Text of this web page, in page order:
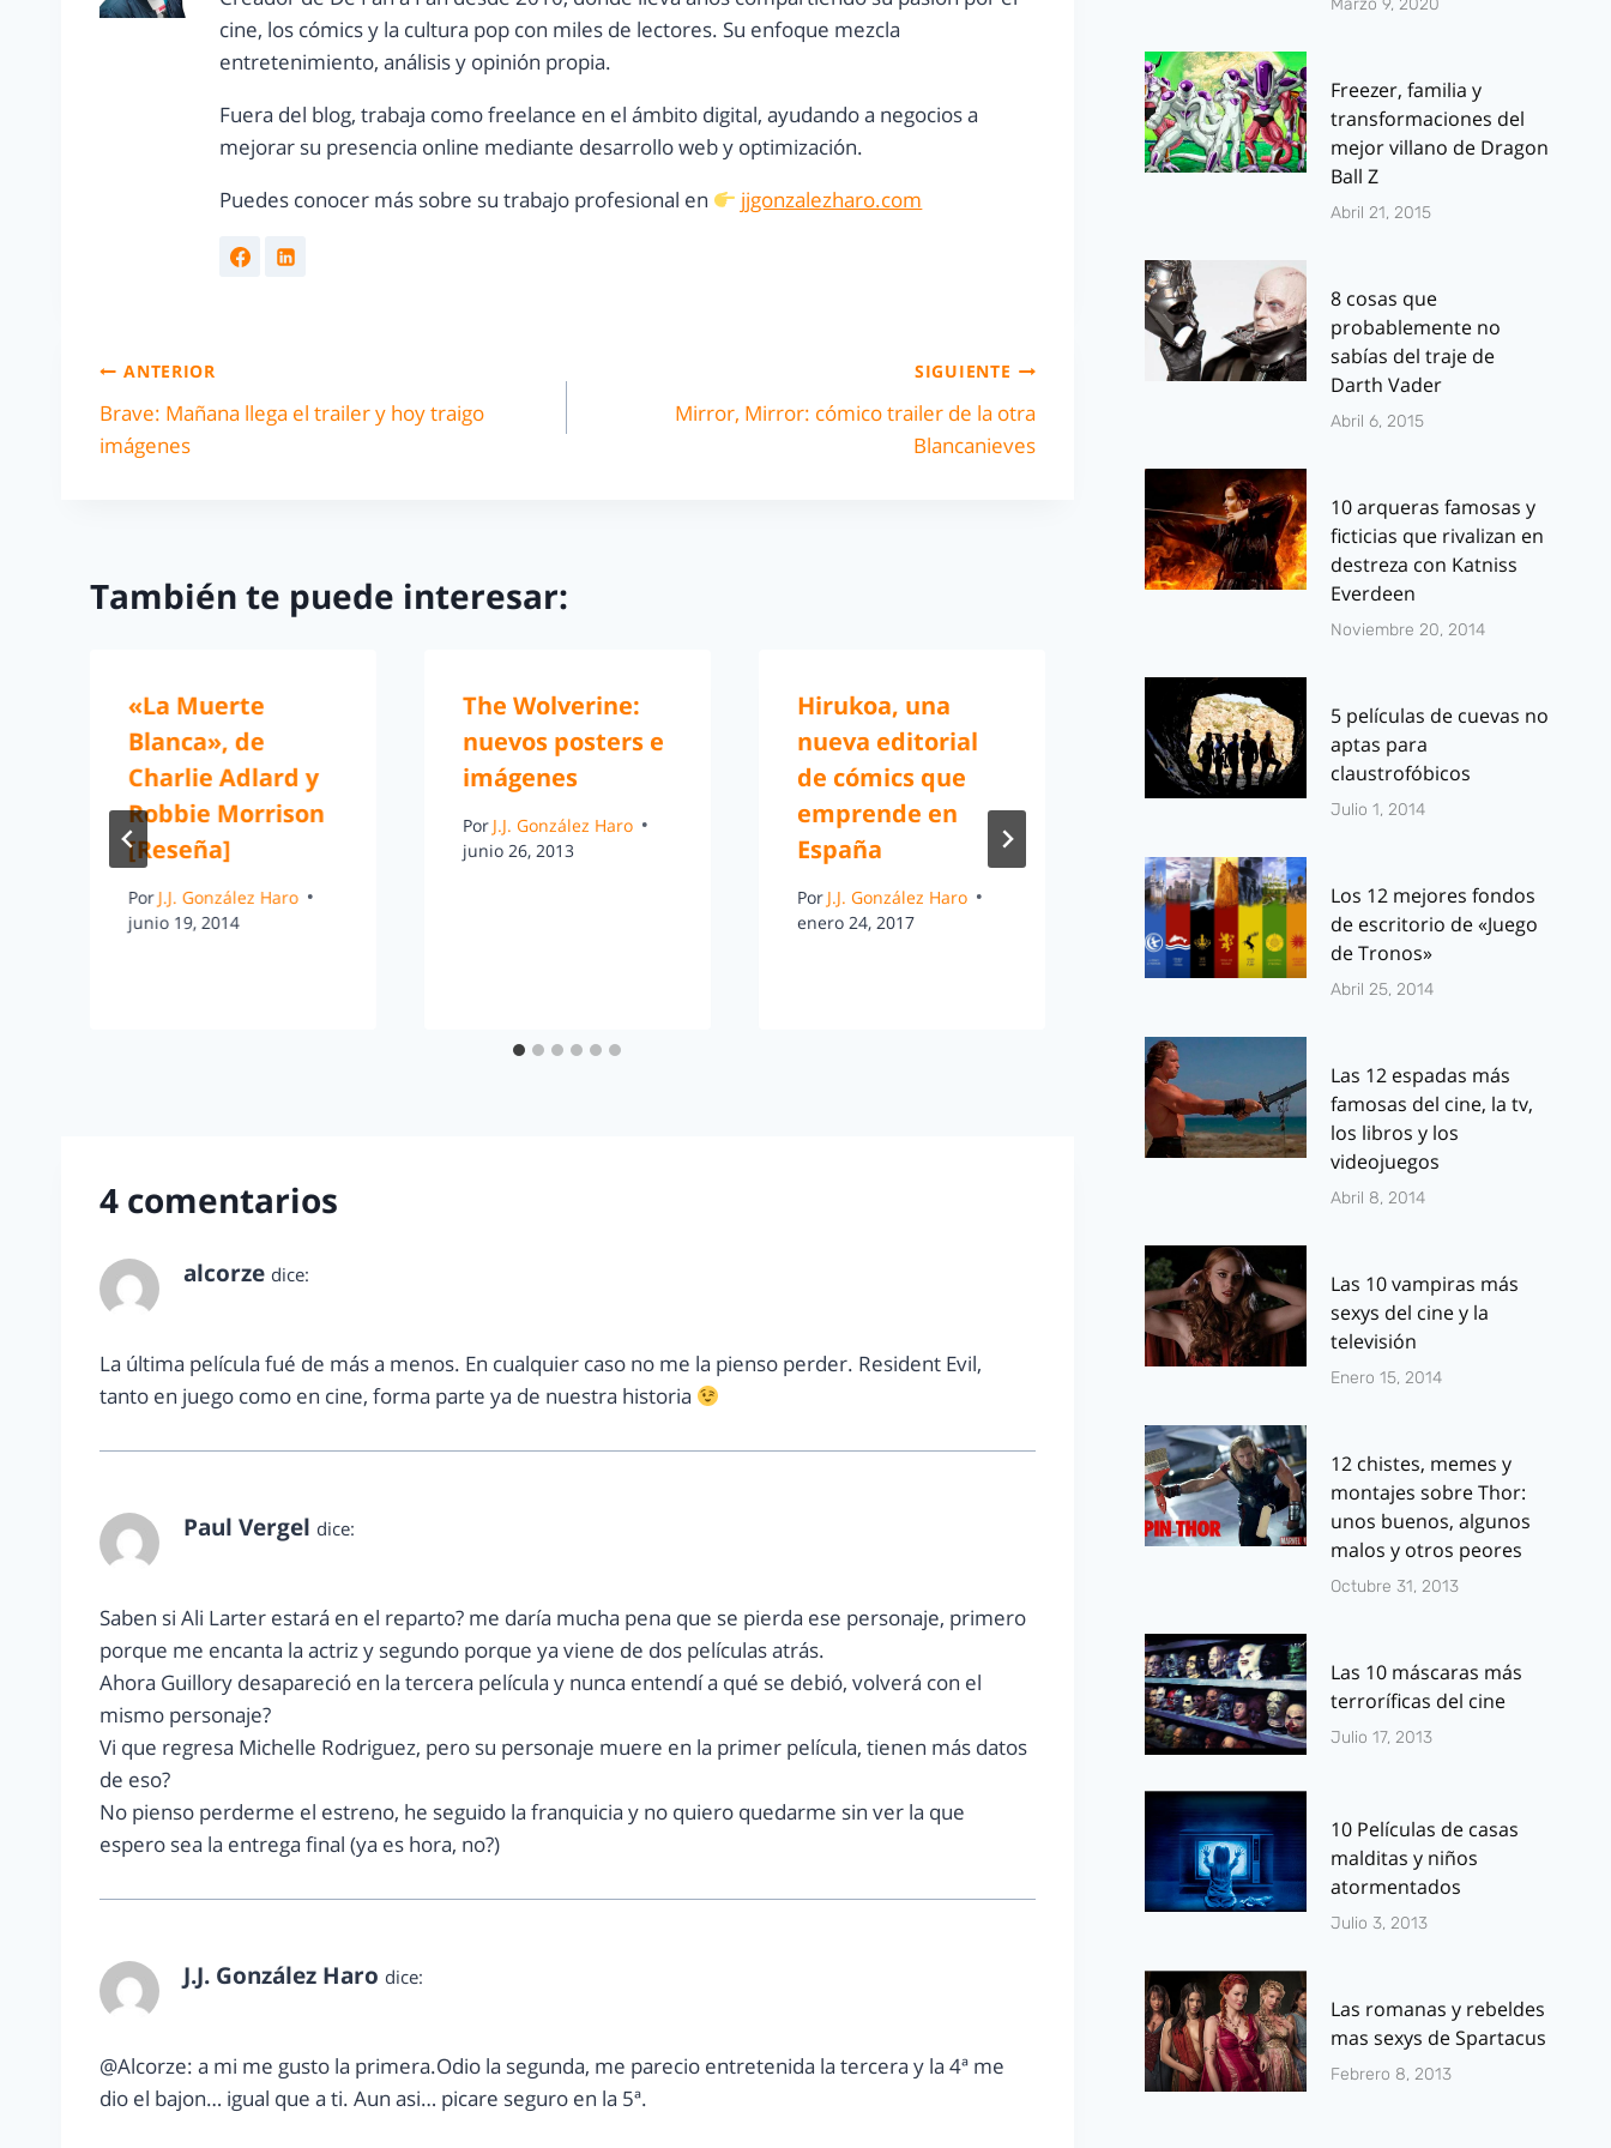
cine, los cómics y la cultura pop con miles de lectores. Su enfoque mezcla
entretenimiento, análisis y opinión propia.
Fuera del blog, trabaja como freelance en el ámbito digital, ayudando a negocios a
mejorar su presencia online mediante desarrollo web y optimización.
Puedes conocer más sobre su trabajo profesional en
jjgonzalezharo.com
ANTERIOR
Brave: Mañana llega el trailer y hoy traigo
imágenes
SIGUIENTE
Mirror, Mirror: cómico trailer de la otra
Blancanieves
También te puede interesar:
«La Muerte
Blanca», de
Charlie Adlard y
Robbie Morrison
[Reseña]
PorJ.J. González Haro
junio 19, 2014
The Wolverine:
nuevos posters e
imágenes
Por J.J. González Haro
junio 26, 2013
Hirukoa, una
nueva editorial
de cómics que
emprende en
España
Por J.J. González Haro
enero 24, 2017
Extinction:
Tráiler de la
primera novela
española llevada
al cine
PorJ.J. González Haro
junio 1, 2015
The Walking
temporada
diciembre 21,
4 comentarios
alcorze dice:
La última película fué de más a menos. En cualquier caso no me la pienso perder. Resident Evil,
tanto en juego como en cine, forma parte ya de nuestra historia
Paul Vergel dice:
Saben si Ali Larter estará en el reparto? me daría mucha pena que se pierda ese personaje, primero
porque me encanta la actriz y segundo porque ya viene de dos películas atrás.
Ahora Guillory desapareció en la tercera película y nunca entendí a qué se debió, volverá con el
mismo personaje?
Vi que regresa Michelle Rodriguez, pero su personaje muere en la primer película, tienen más datos
de eso?
No pienso perderme el estreno, he seguido la franquicia y no quiero quedarme sin ver la que
espero sea la entrega final (ya es hora, no?)
J.J. González Haro dice:
@Alcorze: a mi me gusto la primera.Odio la segunda, me parecio entretenida la tercera y la 4ª me
dio el bajon… igual que a ti. Aun asi… picare seguro en la 5ª.
Freezer, familia y
transformaciones del
mejor villano de Dragon
Ball Z
Abril 21, 2015
8 cosas que
probablemente no
sabías del traje de
Darth Vader
Abril 6, 2015
10 arqueras famosas y
ficticias que rivalizan en
destreza con Katniss
Everdeen
Noviembre 20, 2014
5 películas de cuevas no
aptas para
claustrofóbicos
Julio 1, 2014
Los 12 mejores fondos
de escritorio de «Juego
de Tronos»
Abril 25, 2014
Las 12 espadas más
famosas del cine, la tv,
los libros y los
videojuegos
Abril 8, 2014
Las 10 vampiras más
sexys del cine y la
televisión
Enero 15, 2014
12 chistes, memes y
montajes sobre Thor:
unos buenos, algunos
malos y otros peores
Octubre 31, 2013
Las 10 máscaras más
terroríficas del cine
Julio 17, 2013
10 Películas de casas
malditas y niños
atormentados
Julio 3, 2013
Las romanas y rebeldes
mas sexys de Spartacus
Febrero 8, 2013